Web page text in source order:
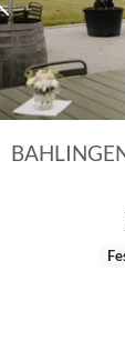
Bild
Vorheriges